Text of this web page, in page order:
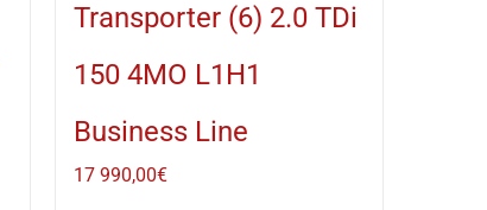
Transporter (6) 2.0 TDi
150 4MO L1H1
Business Line
17 990,00€